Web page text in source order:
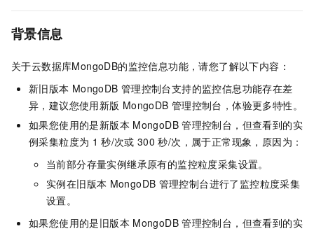
背景信息
关于云数据库MongoDB的监控信息功能，请您了解以下内容：
新旧版本 MongoDB 管理控制台支持的监控信息功能存在差
异，建议您使用新版 MongoDB 管理控制台，体验更多特性。
如果您使用的是新版本 MongoDB 管理控制台，但查看到的实
例采集粒度为 1 秒/次或 300 秒/次，属于正常现象，原因为：
当前部分存量实例继承原有的监控粒度采集设置。
实例在旧版本 MongoDB 管理控制台进行了监控粒度采集
设置。
如果您使用的是旧版本 MongoDB 管理控制台，但查看到的实